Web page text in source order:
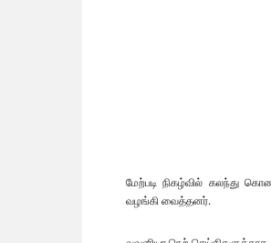
மேற்படி நிகழ்வில் கலந்து
வழங்கி வைத்தனர்.